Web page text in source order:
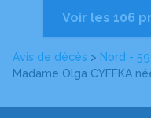
Avis de décès > Nord - 59
Madame Olga CYFFKA
Voir les 106